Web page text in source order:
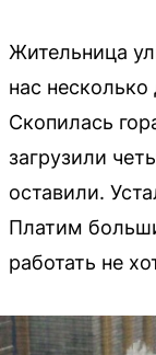
Жительница
нас
Скопилась
загрузили
оставили.
Платим
работать не